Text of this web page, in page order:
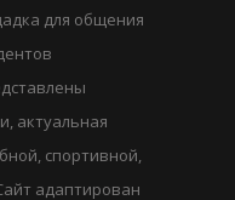
для общения
актуальная
спортивной,
адаптирован